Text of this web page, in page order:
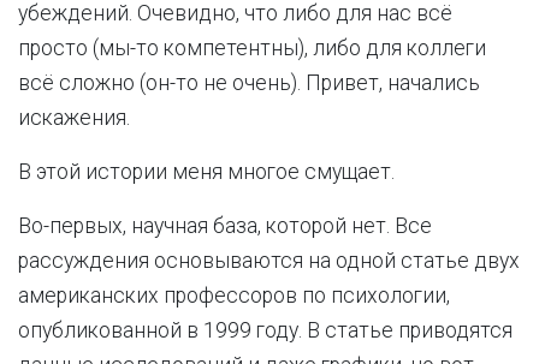
убеждений. Очевидно, что либо для нас всё
просто (мы-то компетентны), либо для коллеги
всё сложно (он-то не очень). Привет, начались
искажения.
В этой истории меня многое смущает.
Во-первых, научная база, которой нет. Все
рассуждения основываются на одной статье двух
американских профессоров по психологии,
опубликованной в 1999 году. В статье приводятся